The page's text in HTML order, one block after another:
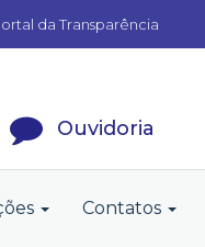
da Transparência
Ouvidoria
Contatos